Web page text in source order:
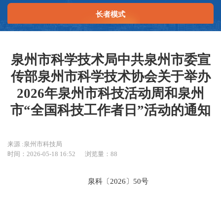
长者模式
泉州市科学技术局中共泉州市委宣
传部泉州市科学技术协会关于举办
2026年泉州市科技活动周和泉州
市“全国科技工作者日”活动的通知
来源 :泉州市科技局
时间：2026-05-18 16:52
浏览量：88
泉科〔2026〕50号